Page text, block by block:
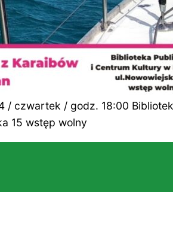
/ czwartek / godz. 18:00
15 wstęp wolny